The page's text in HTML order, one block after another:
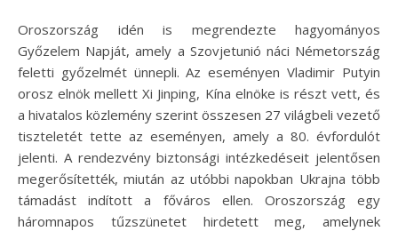
Oroszország idén is megrendezte hagyományos
Győzelem Napját, amely a Szovjetunió náci Németország
feletti győzelmét ünnepli. Az eseményen Vladimir Putyin
orosz elnök mellett Xi Jinping, Kína elnöke is részt vett, és
a hivatalos közlemény szerint összesen 27 világbeli vezető
tiszteletét tette az eseményen, amely a 80. évfordulót
jelenti. A rendezvény biztonsági intézkedéseit jelentősen
megerősítették, miután az utóbbi napokban Ukrajna több
támadást indított a főváros ellen. Oroszország egy
háromnapos tűzszünetet hirdetett meg, amelynek